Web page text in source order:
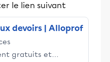
le lien suivant
devoirs | Alloprof
gratuits et